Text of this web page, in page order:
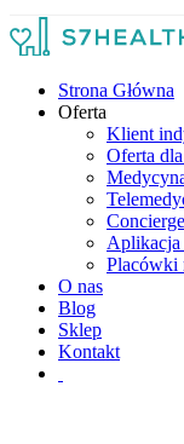
Strona Główna
Oferta
Klient
Oferta
Aplikacja
Placówki
O nas
Blog
Sklep
Kontakt